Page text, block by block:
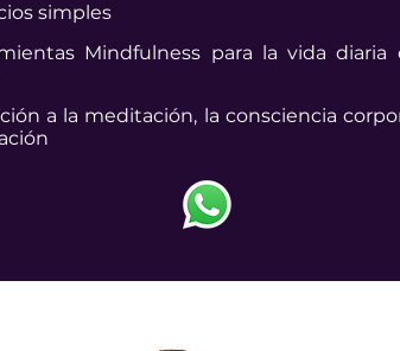
simples
Mindfulness para la vida diaria
a la meditación, la consciencia